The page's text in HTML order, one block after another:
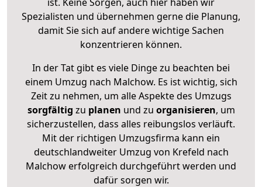
Spezialisten und übernehmen gerne die Planung,
damit Sie sich auf andere wichtige Sachen
konzentrieren können.
In der Tat gibt es viele Dinge zu beachten bei
einem Umzug nach Malchow. Es ist wichtig, sich
Zeit zu nehmen, um alle Aspekte des Umzugs
sorgfältig zu planen und zu organisieren, um
sicherzustellen, dass alles reibungslos verläuft.
Mit der richtigen Umzugsfirma kann ein
deutschlandweiter Umzug von Krefeld nach
Malchow erfolgreich durchgeführt werden und
dafür sorgen wir.